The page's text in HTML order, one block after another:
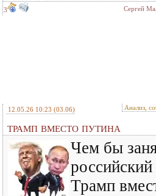
3 Сергей
12.05.26 10:23 (03.06) Анализ,
ТРАМП ВМЕСТО ПУТИНА
Чем бы
российский
Трамп